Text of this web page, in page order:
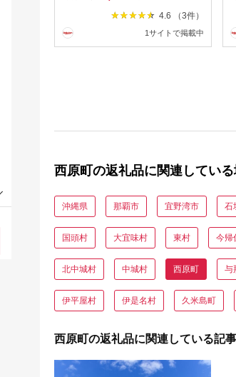
ナナ アップルバナナ りん
ごの様な風味 定期便 沖縄
県 西原町 送料無料 贈答 ギ
4.6 （3件）
1サイトで掲載中
西原町の返礼品に関連してい
沖縄県 那覇市 宜野湾市 石
国頭村 大宜味村 東村 今帰
北中城村 中城村 西原町 与
伊平屋村 伊是名村 久米島町
西原町の返礼品に関連している記